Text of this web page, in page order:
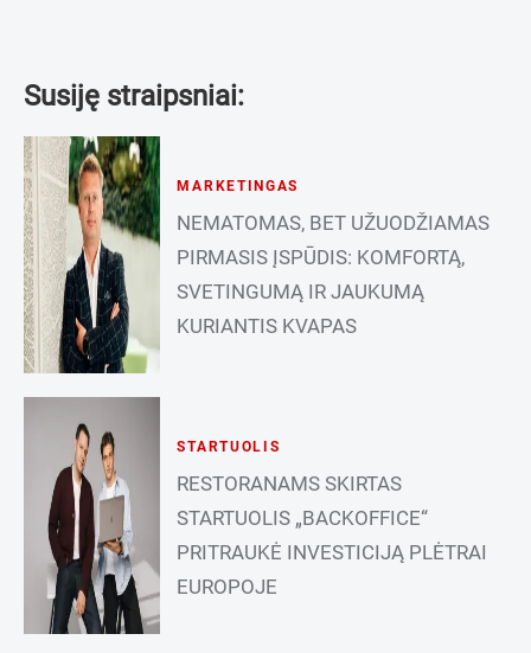
Susiję straipsniai:
MARKETINGAS
NEMATOMAS, BET UŽUODŽIAMAS
PIRMASIS ĮSPŪDIS: KOMFORTĄ,
SVETINGUMĄ IR JAUKUMĄ
KURIANTIS KVAPAS
STARTUOLIS
RESTORANAMS SKIRTAS
STARTUOLIS „BACKOFFICE“
PRITRAUKĖ INVESTICIJĄ PLĖTRAI
EUROPOJE